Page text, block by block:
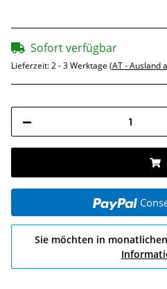
Sofort verfügbar
Lieferzeit:2 - 3 Werktage (AT - Ausland
Sie möchten in